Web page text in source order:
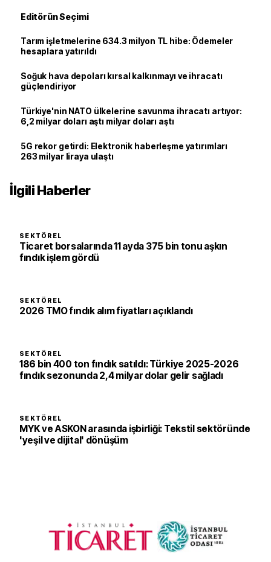
Editörün Seçimi
Tarım işletmelerine 634.3 milyon TL hibe: Ödemeler
hesaplara yatırıldı
Soğuk hava depoları kırsal kalkınmayı ve ihracatı
güçlendiriyor
Türkiye'nin NATO ülkelerine savunma ihracatı artıyor:
6,2 milyar doları aştı milyar doları aştı
5G rekor getirdi: Elektronik haberleşme yatırımları
263 milyar liraya ulaştı
İlgili Haberler
SEKTÖREL
Ticaret borsalarında 11 ayda 375 bin tonu aşkın
fındık işlem gördü
SEKTÖREL
2026 TMO fındık alım fiyatları açıklandı
SEKTÖREL
186 bin 400 ton fındık satıldı: Türkiye 2025-2026
fındık sezonunda 2,4 milyar dolar gelir sağladı
SEKTÖREL
MYK ve ASKON arasında işbirliği: Tekstil sektöründe
'yeşil ve dijital' dönüşüm